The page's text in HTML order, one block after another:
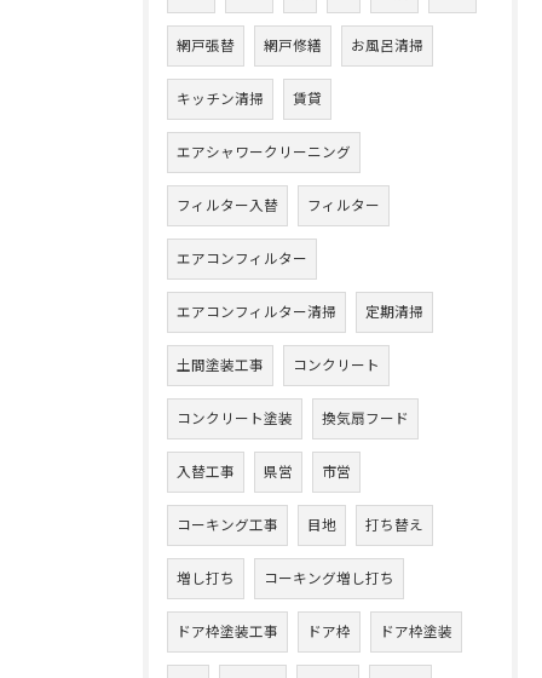
網戸張替 網戸修繕 お風呂清掃
キッチン清掃 賃貸
エアシャワークリーニング
フィルター入替 フィルター
エアコンフィルター
エアコンフィルター清掃 定期清掃
土間塗装工事 コンクリート
コンクリート塗装 換気扇フード
入替工事 県営 市営
コーキング工事 目地 打ち替え
増し打ち コーキング増し打ち
ドア枠塗装工事 ドア枠 ドア枠塗装